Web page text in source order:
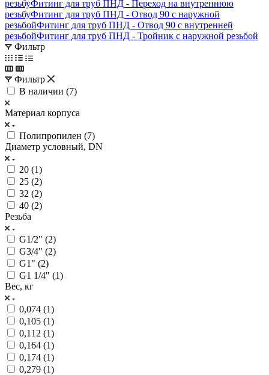
резьбуФитинг для труб ПНД - Переход на внутреннюю
резьбуФитинг для труб ПНД - Отвод 90 с наружной
резьбойФитинг для труб ПНД - Отвод 90 с внутренней
резьбойФитинг для труб ПНД - Тройник с наружной резьбой
Фильтр
Фильтр
В наличии (7)
Материал корпуса
Полипропилен (7)
Диаметр условный, DN
20 (1)
25 (2)
32 (2)
40 (2)
Резьба
G1/2" (2)
G3/4" (2)
G1" (2)
G1 1/4" (1)
Вес, кг
0,074 (1)
0,105 (1)
0,112 (1)
0,164 (1)
0,174 (1)
0,279 (1)